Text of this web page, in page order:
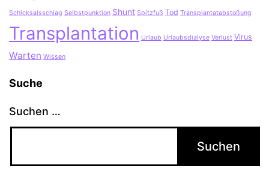
Schicksalsschlag Selbstpunktion Shunt Spitzfuß Tod Transplantatabstoßung
Transplantation Urlaub Urlaubsdialyse Verlust Virus
Warten Wissen
Suche
Suchen …